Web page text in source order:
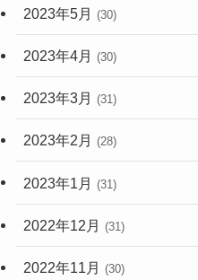
2023年5月 (30)
2023年4月 (30)
2023年3月 (31)
2023年2月 (28)
2023年1月 (31)
2022年12月 (31)
2022年11月 (30)